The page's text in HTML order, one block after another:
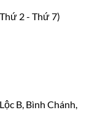
2 - Thứ 7)
B, Bình Chánh,